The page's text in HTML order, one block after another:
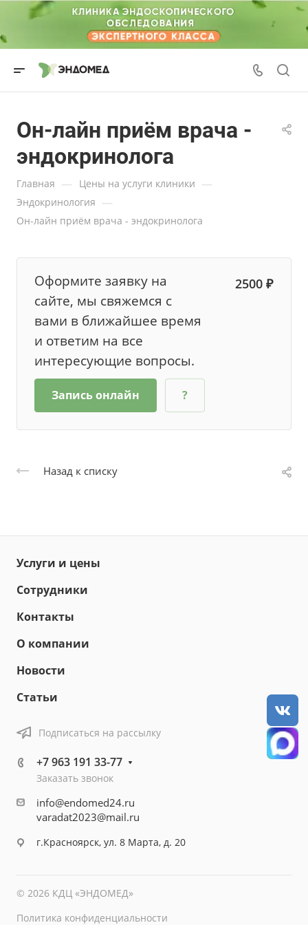
Он-лайн приём врача -
эндокринолога
Главная — Цены на услуги клиники —
Эндокринология —
Он-лайн приём врача - эндокринолога
Оформите заявку на
сайте, мы свяжемся с
вами в ближайшее время
и ответим на все
интересующие вопросы.
2500 ₽
Запись онлайн ?
Назад к списку
Услуги и цены
Сотрудники
Контакты
О компании
Новости
Статьи
Подписаться на рассылку
+7 963 191 33-77
Заказать звонок
info@endomed24.ru
varadat2023@mail.ru
г.Красноярск, ул. 8 Марта, д. 20
© 2026 КДЦ «ЭНДОМЕД»
Политика конфиденциальности